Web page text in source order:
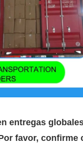
entregas
Por favor,